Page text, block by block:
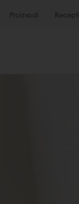
Proizvodi Recepti